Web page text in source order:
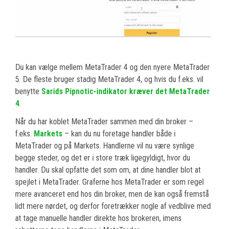
Du kan vælge mellem MetaTrader 4 og den nyere MetaTrader
5. De fleste bruger stadig MetaTrader 4, og hvis du f.eks. vil
benytte Sarids Pipnotic-indikator kræver det MetaTrader
4.
Når du har koblet MetaTrader sammen med din broker –
f.eks. Markets – kan du nu foretage handler både i
MetaTrader og på Markets. Handlerne vil nu være synlige
begge steder, og det er i store træk ligegyldigt, hvor du
handler. Du skal opfatte det som om, at dine handler blot at
spejlet i MetaTrader. Graferne hos MetaTrader er som regel
mere avanceret end hos din broker, men de kan også fremstå
lidt mere nørdet, og derfor foretrækker nogle af vedblive med
at tage manuelle handler direkte hos brokeren, imens